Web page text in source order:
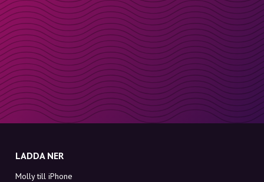
LADDA NER
Molly till iPhone